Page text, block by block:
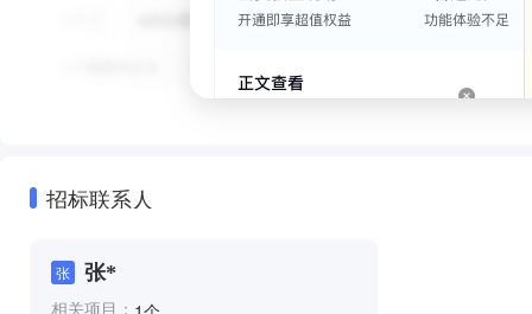
招标联系人
张 张*
相关项目：